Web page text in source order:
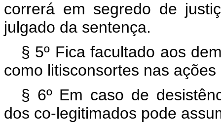
correrá em segredo de
julgado da sentença.
§ 5º Fica facultado aos
como litisconsortes nas
§ 6º Em caso de
dos co-legitimados pode